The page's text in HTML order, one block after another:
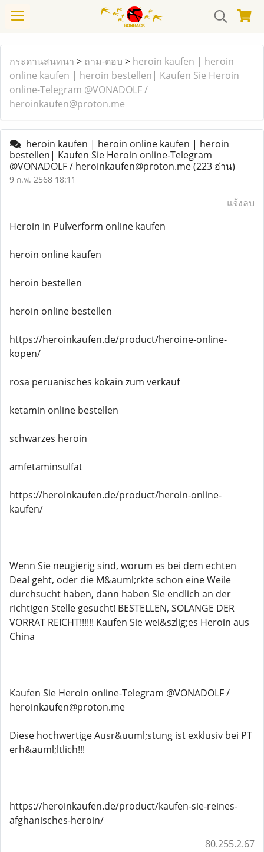
กระดานสนทนา > ถาม-ตอบ > heroin kaufen | heroin
online kaufen | heroin bestellen| Kaufen Sie Heroin
online-Telegram @VONADOLF /
heroinkaufen@proton.me
heroin kaufen | heroin online kaufen | heroin
bestellen| Kaufen Sie Heroin online-Telegram
@VONADOLF / heroinkaufen@proton.me(223 อ่าน)
9 ก.พ. 2568 18:11
แจ้งลบ
Heroin in Pulverform online kaufen
heroin online kaufen
heroin bestellen
heroin online bestellen
https://heroinkaufen.de/product/heroine-online-
kopen/
rosa peruanisches kokain zum verkauf
ketamin online bestellen
schwarzes heroin
amfetaminsulfat
https://heroinkaufen.de/product/heroin-online-
kaufen/
Wenn Sie neugierig sind, worum es bei dem echten
Deal geht, oder die M&auml;rkte schon eine Weile
durchsucht haben, dann haben Sie endlich an der
richtigen Stelle gesucht! BESTELLEN, SOLANGE DER
VORRAT REICHT!!!!!! Kaufen Sie wei&szlig;es Heroin aus
China
Kaufen Sie Heroin online-Telegram @VONADOLF /
heroinkaufen@proton.me
Diese hochwertige Ausr&uuml;stung ist exklusiv bei PT
erh&auml;ltlich!!!
https://heroinkaufen.de/product/kaufen-sie-reines-
afghanisches-heroin/
80.255.2.67